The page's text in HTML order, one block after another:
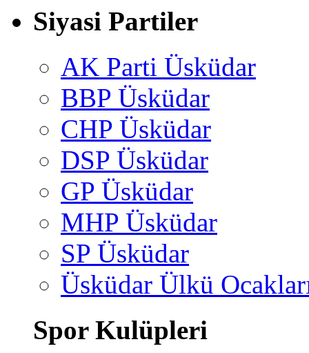
Siyasi Partiler
AK Parti Üsküdar
BBP Üsküdar
CHP Üsküdar
DSP Üsküdar
GP Üsküdar
MHP Üsküdar
SP Üsküdar
Üsküdar Ülkü
Spor Kulüpleri